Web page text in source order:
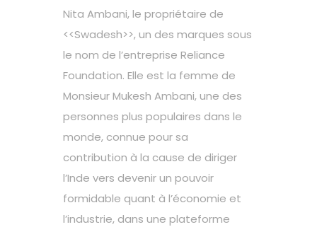
Nita Ambani, le propriétaire de
<<Swadesh>>, un des marques sous
le nom de l’entreprise Reliance
Foundation. Elle est la femme de
Monsieur Mukesh Ambani, une des
personnes plus populaires dans le
monde, connue pour sa
contribution à la cause de diriger
l’Inde vers devenir un pouvoir
formidable quant à l’économie et
l’industrie, dans une plateforme